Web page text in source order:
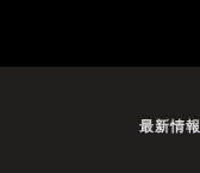
最新情報